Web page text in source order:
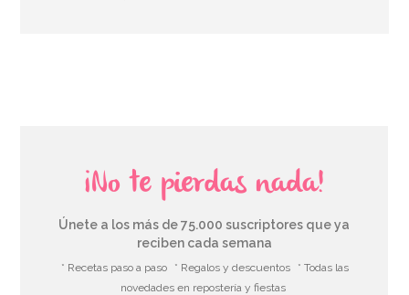
¡No te pierdas nada!
Únete a los más de 75.000 suscriptores que ya
reciben cada semana
* Recetas paso a paso * Regalos y descuentos
* Todas las
novedades en repostería y fiestas